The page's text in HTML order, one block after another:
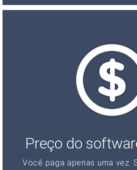
Preço do
Você paga apenas uma vez.